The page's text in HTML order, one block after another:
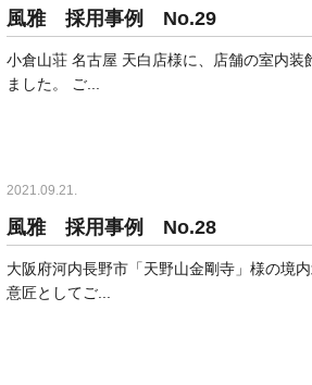
風雅 採用事例 No.29
小倉山荘 名古屋 天白店様に、店舗の室内
ました。 ご...
2021.09.21.
風雅 採用事例 No.28
大阪府河内長野市「天野山金剛寺」様の境
意匠としてご...